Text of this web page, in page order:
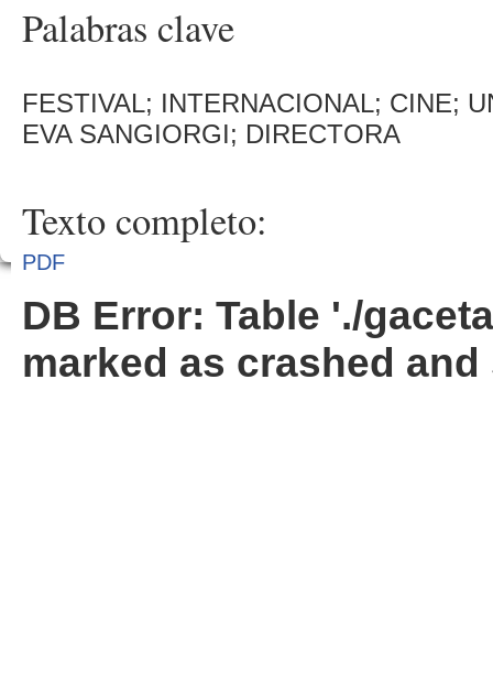
Palabras clave
FESTIVAL; INTERNACIONAL; CINE;
EVA SANGIORGI; DIRECTORA
Texto completo:
PDF
DB Error: Table './
marked as crashed